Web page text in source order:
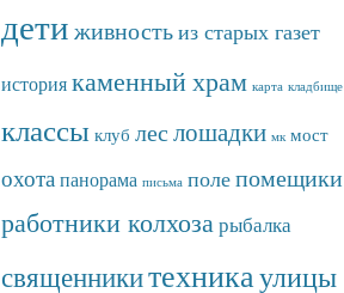
детиживностьиз старых газет
историякаменный храм карта кладбище
классы клуб леслошадки мк мост
охота панорама письма полепомещики
работники колхоза рыбалка
священникитехникаулицы